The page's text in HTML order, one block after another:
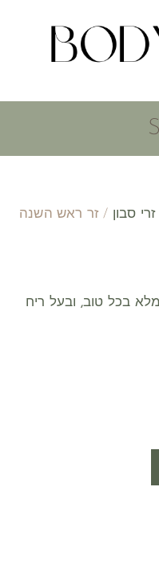
זרי סבון / זר ראש השנה
בכל טוב, ובעל ריח